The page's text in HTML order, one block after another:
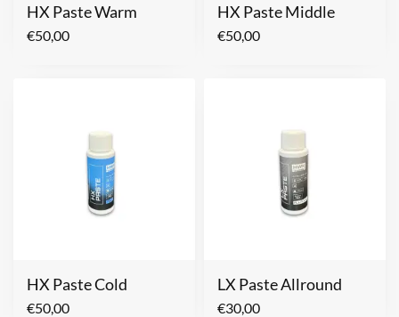
HX Paste Warm
€50,00
HX Paste Middle
€50,00
HX Paste Cold
€50,00
LX Paste Allround
€30,00